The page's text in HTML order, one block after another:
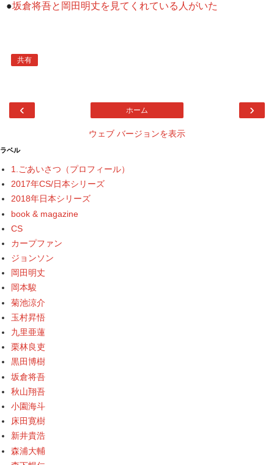
●坂倉将吾と岡田明丈を見てくれている人がいた
共有
‹ ›
ホーム
ウェブ バージョンを表示
ラベル
1.ごあいさつ（プロフィール）
2017年CS/日本シリーズ
2018年日本シリーズ
book & magazine
CS
カープファン
ジョンソン
岡田明丈
岡本駿
菊池涼介
玉村昇悟
九里亜蓮
栗林良吏
黒田博樹
坂倉将吾
秋山翔吾
小園海斗
床田寛樹
新井貴浩
森浦大輔